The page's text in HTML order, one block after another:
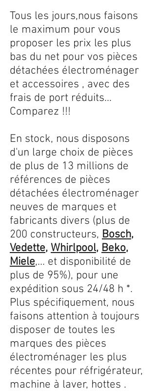
Tous les jours,nous faisons
le maximum pour vous
proposer les prix les plus
bas du net pour vos pièces
détachées électroménager
et accessoires , avec des
frais de port réduits...
Comparez !!!
En stock, nous disposons
d'un large choix de pièces
de plus de 13 millions de
références de pièces
détachées électroménager
neuves de marques et
fabricants divers (plus de
200 constructeurs, Bosch,
Vedette, Whirlpool, Beko,
Miele,... et disponibilité de
plus de 95%), pour une
expédition sous 24/48 h *.
Plus spécifiquement, nous
faisons attention à toujours
disposer de toutes les
marques des pièces
électroménager les plus
récentes pour réfrigérateur,
machine à laver, hottes .